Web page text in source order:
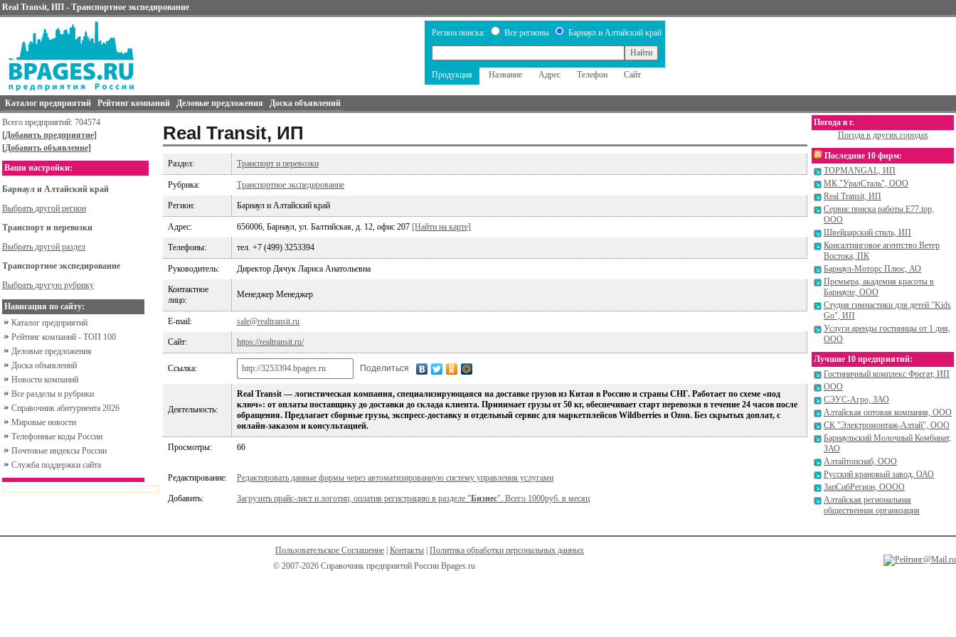
Real Transit, ИП - Транспортное экспедирование
Регион поиска: Все регионы Барнаул и Алтайский край
Продукция Название Адрес Телефон Сайт
Каталог предприятий Рейтинг компаний Деловые предложения
Доска объявлений
Всего предприятий: 704574
[Добавить предприятие]
[Добавить объявление]
Ваши настройки:
Барнаул и Алтайский край
Выбрать другой регион
Транспорт и перевозки
Выбрать другой раздел
Транспортное экспедирование
Выбрать другую рубрику
Навигация по сайту:
Каталог предприятий
Рейтинг компаний - ТОП 100
Деловые предложения
Доска объявлений
Новости компаний
Все разделы и рубрики
Справочник абитуриента 2026
Мировые новости
Телефонные коды России
Почтовые индексы России
Служба поддержки сайта
Real Transit, ИП
Раздел: Транспорт и перевозки
Рубрика: Транспортное экспедирование
Регион: Барнаул и Алтайский край
Адрес: 656006, Барнаул, ул. Балтийская, д. 12, офис 207 [Найти на карте]
Телефоны: тел. +7 (499) 3253394
Руководитель: Директор Дячук Лариса Анатольевна
Контактное
лицо:
Менеджер Менеджер
E-mail: sale@realtransit.ru
Сайт: https://realtransit.ru/
Ссылка: Поделиться
Деятельность:
Real Transit — логистическая компания, специализирующаяся на доставке грузов из Китая в Россию и страны СНГ. Работает по схеме «под
ключ»: от оплаты поставщику до доставки до склада клиента. Принимает грузы от 50 кг, обеспечивает старт перевозки в течение 24 часов после
обращения. Предлагает сборные грузы, экспресс-доставку и отдельный сервис для маркетплейсов Wildberries и Ozon. Без скрытых доплат, с
онлайн-заказом и консультацией.
Просмотры: 66
Редактирование: Редактировать данные фирмы через автоматизированную систему управления услугами
Добавить: Загрузить прайс-лист и логотип, оплатив регистрацию в разделе "Бизнес". Всего 1000руб. в месяц
Погода в г.
Погода в других городах
Последние 10 фирм:
TOPMANGAL, ИП
МК "УралСталь", ООО
Real Transit, ИП
Сервис поиска работы E77.top,
ООО
Швейцарский стиль, ИП
Консалтинговое агентство Ветер
Востока, ПК
Барнаул-Моторс Плюс, АО
Премьера, академия красоты в
Барнауле, ООО
Студия гимнастики для детей "Kids
Go", ИП
Услуги аренды гостиницы от 1 дня,
ООО
Лучшие 10 предприятий:
Гостиничный комплекс Фрегат, ИП
ООО
СЭУС-Агро, ЗАО
Алтайская оптовая компания, ООО
СК "Электромонтаж-Алтай", ООО
Барнаульский Молочный Комбинат,
ЗАО
Алтайтопснаб, ООО
Русский крановый завод, ОАО
ЗапСибРегион, ОООО
Алтайская региональная
общественная организация
Пользовательское Соглашение Контакты Политика обработки персональных данных
© 2007-2026 Справочник предприятий России Bpages.ru